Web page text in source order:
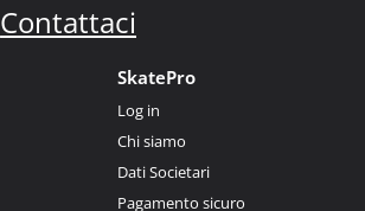
Contattaci
SkatePro
Log in
Chi siamo
Dati Societari
Pagamento sicuro